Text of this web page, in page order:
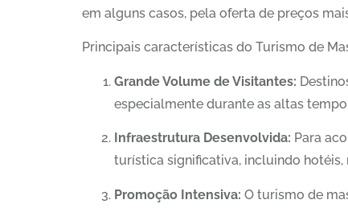
em alguns casos, pela oferta de preços
Principais características do Turismo de
Grande Volume de Visitantes:
especialmente durante as altas
Infraestrutura Desenvolvida: Para
turística significativa, incluindo
Promoção Intensiva: O turismo de